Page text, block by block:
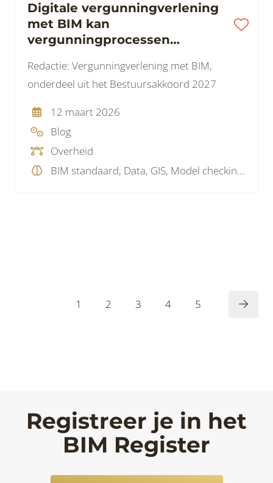
Digitale vergunningverlening
met BIM kan
vergunningprocessen
Redactie: Vergunningverlening met BIM,
onderdeel uit het Bestuursakkoord 2027
12 maart 2026
Blog
Overheid
BIM standaard, Data, GIS, Model checking, Wetgeving
1 2 3 4 5
Registreer je in het
BIM Register